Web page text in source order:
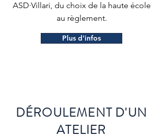
ASD·Villari, du choix de la haute école
au règlement.
Plus d'infos
DÉROULEMENT D'UN
ATELIER